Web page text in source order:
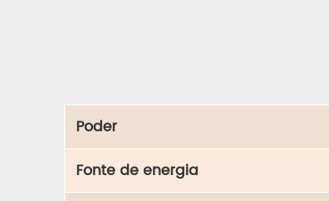
Poder
Fonte de energia